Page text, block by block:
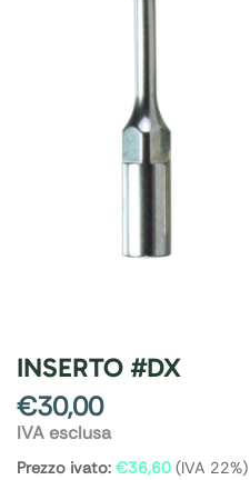
INSERTO #DX
€30,00
IVA esclusa
Prezzo ivato: €36,60 (IVA 22%)